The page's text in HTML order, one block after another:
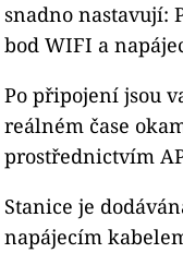
snadno nastavují:
bod WIFI a
Po připojení jsou
reálném čase
prostřednictvím
Stanice je
napájecím